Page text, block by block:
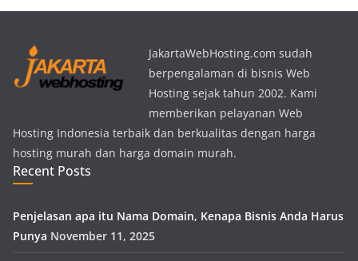
JakartaWebHosting.com sudah
berpengalaman di bisnis Web
Hosting sejak tahun 2002. Kami
memberikan pelayanan Web
Hosting Indonesia terbaik dan berkualitas dengan harga
hosting murah dan harga domain murah.
Recent Posts
Penjelasan apa itu Nama Domain, Kenapa Bisnis Anda Harus
Punya November 11, 2025